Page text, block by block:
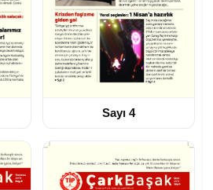
Sayı 4